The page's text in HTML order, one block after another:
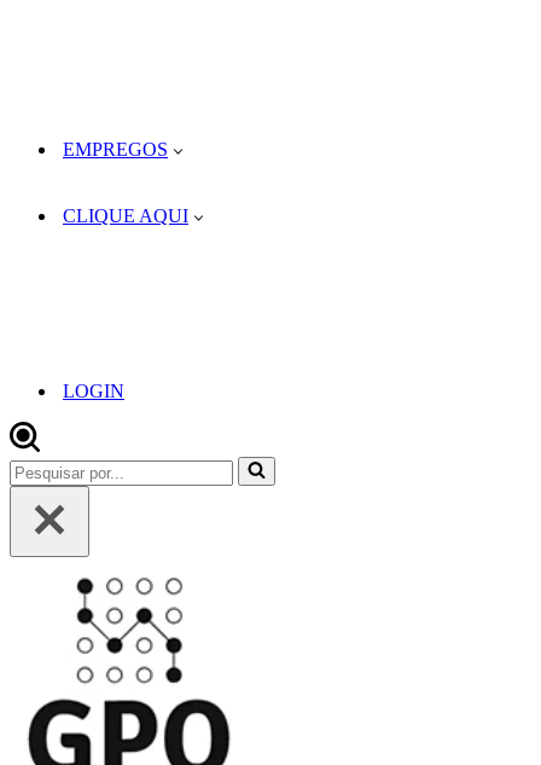
EMPREGOS
CLIQUE AQUI
LOGIN
Pesquisar
por...